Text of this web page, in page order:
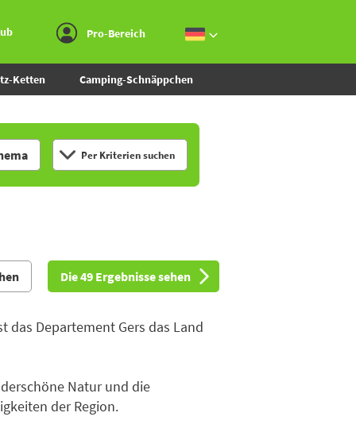
Pro-Bereich
Ketten Camping-Schnäppchen
Per Kriterien suchen
Die 49 Ergebnisse sehen
das Departement Gers das Land
Natur und die
der Region.